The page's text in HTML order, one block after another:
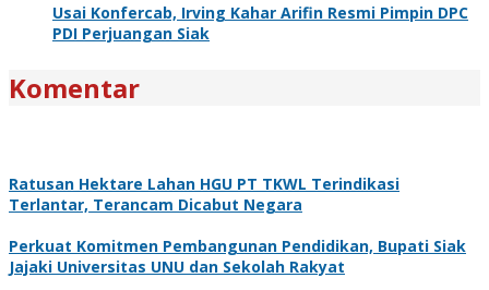
Usai Konfercab, Irving Kahar Arifin Resmi Pimpin DPC
PDI Perjuangan Siak
Komentar
Ratusan Hektare Lahan HGU PT TKWL Terindikasi
Terlantar, Terancam Dicabut Negara
Perkuat Komitmen Pembangunan Pendidikan, Bupati Siak
Jajaki Universitas UNU dan Sekolah Rakyat